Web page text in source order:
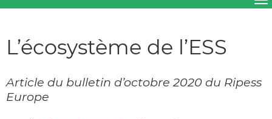
L’écosystème de l’ESS
Article du bulletin d’octobre 2020 du Ripess
Europe